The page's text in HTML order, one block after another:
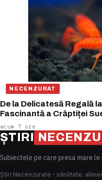
NECENZURAT
De la Delicatesă Regală
Fascinantă a Crăptiței
acum 7 ore
ȘTIRI
Subiectele pe care presa mare
Știri Necenzurate - sănătate,